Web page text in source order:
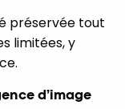
préservée tout
limitées, y
d’image